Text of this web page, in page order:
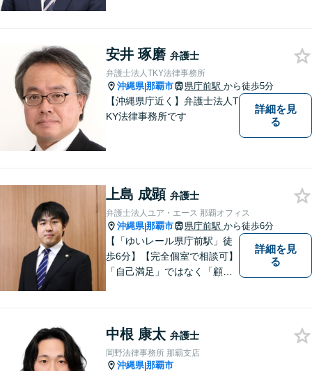
い！
安井 琢磨 弁護士
弁護士法人TKY法律事務所
沖縄県|那覇市 県庁前駅 から徒歩5分
【沖縄県庁近く】弁護士法人T
KY法律事務所です
詳細を見
る
上島 成顕 弁護士
弁護士法人ユア・エース 那覇オフィス
沖縄県|那覇市 県庁前駅 から徒歩6分
【「ゆいレール県庁前駅」徒
歩6分】【完全個室で相談可】
「自己満足」ではなく「顧客
が本当に求める最高の結果に
こだわり続けたいと考えてお
ります。 お気軽にご相談くだ
詳細を見
る
中根 康太 弁護士
岡野法律事務所 那覇支店
沖縄県|那覇市